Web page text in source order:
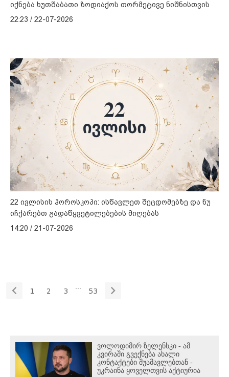
იქნება ხუთშაბათი ზოდიაქოს თორმეტივე ნიშნისთვის
22:23 / 22-07-2026
22 ივლისის ჰოროსკოპი: ისწავლეთ შეცდომებზე და ნუ
იჩქარებთ გადაწყვეტილებების მიღებას
14:20 / 21-07-2026
1 2 3
...
53
ვოლოდიმირ ზელენსკი - ამ
კვირაში გვექნება ახალი
კონტაქტები შუამავლებთან -
უკრაინა ყოველთვის აქტიურია